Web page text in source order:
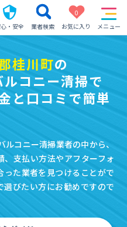
・安全 業者検索
0
お気に入り
メニュー
桂川町の
コニー清掃で
と口コミで簡単
コニー清掃業者の中から、
支払い方法やアフターフォ
った業者を見つけることがで
選びたい方にお勧めですので